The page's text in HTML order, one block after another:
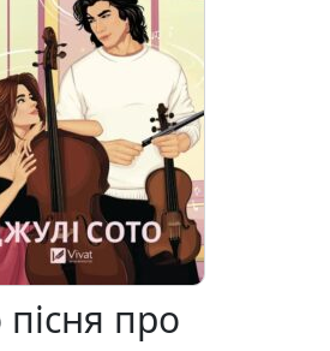
про